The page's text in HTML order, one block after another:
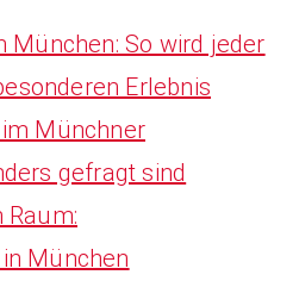
München: So wird jeder
Erlebnis
Münchner
gefragt sind
München